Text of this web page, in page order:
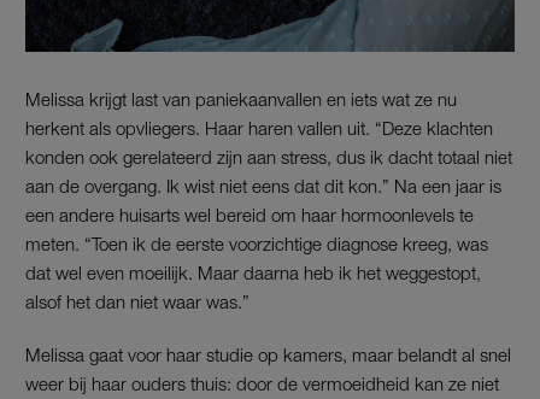
Melissa krijgt last van paniekaanvallen en iets wat ze nu
herkent als opvliegers. Haar haren vallen uit. “Deze klachten
konden ook gerelateerd zijn aan stress, dus ik dacht totaal niet
aan de overgang. Ik wist niet eens dat dit kon.” Na een jaar is
een andere huisarts wel bereid om haar hormoonlevels te
meten. “Toen ik de eerste voorzichtige diagnose kreeg, was
dat wel even moeilijk. Maar daarna heb ik het weggestopt,
alsof het dan niet waar was.”
Melissa gaat voor haar studie op kamers, maar belandt al snel
weer bij haar ouders thuis: door de vermoeidheid kan ze niet